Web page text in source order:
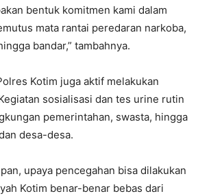
bentuk komitmen kami dalam
mata rantai peredaran narkoba,
bandar,” tambahnya.
Kotim juga aktif melakukan
sosialisasi dan tes urine rutin
pemerintahan, swasta, hingga
desa-desa.
upaya pencegahan bisa dilakukan
Kotim benar-benar bebas dari